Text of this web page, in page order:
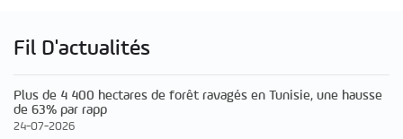
Fil D'actualités
Plus de 4 400 hectares de forêt ravagés en Tunisie, une hausse
de 63% par rapp
24-07-2026